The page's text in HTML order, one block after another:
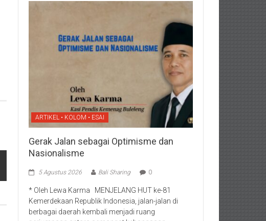
ARTIKEL • KOLOM • ESAI
Gerak Jalan sebagai Optimisme dan
Nasionalisme
5 Agustus 2026 Bali Sharing 0
* Oleh Lewa Karma MENJELANG HUT ke-81
Kemerdekaan Republik Indonesia, jalan-jalan di
berbagai daerah kembali menjadi ruang